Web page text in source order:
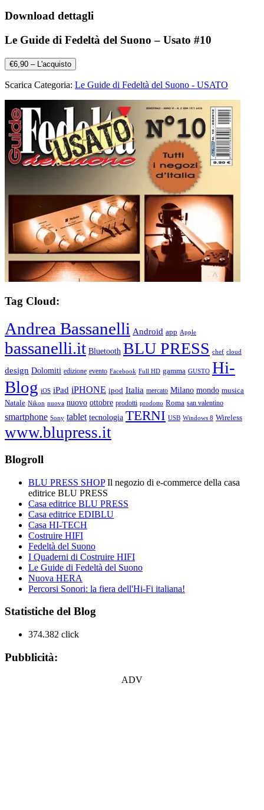
Download dettagli
Le Guide di Fedeltà del Suono – Usato #10
€6,90 – L'acquisto
Scarica Categoria: Le Guide di Fedeltà del Suono - USATO
Tag Cloud:
Andrea Bassanelli Android app Apple
bassanelli.it Bluetooth BLU PRESS chef cloud
design Dolomiti edizione evento Facebook Full HD gamma GUSTO Hi-
Blog iOS iPad iPHONE ipod Italia mercato Milano mondo musica
Natale Nikon nuova nuovo ottobre prodotti prodotto Roma san valentino
smartphone Sony tablet tecnologia TERNI USB Windows 8 Wireless
www.blupress.it
Blogroll
BLU PRESS SHOPIl negozio di e-commerce della casa
editrice BLU PRESS
Casa editrice BLU PRESS
Casa editrice EDIBLU
Casa HI-TECH
Costruire HIFI
Fedeltà del Suono
I Quaderni di Costruire HIFI
Le Guide di Fedeltà del Suono
Nuova HERA
Percorsi Sonori: la fiera dell'Hi-Fi italiana!
Statistiche del Blog
374.382 click
Pubblicità:
ADV